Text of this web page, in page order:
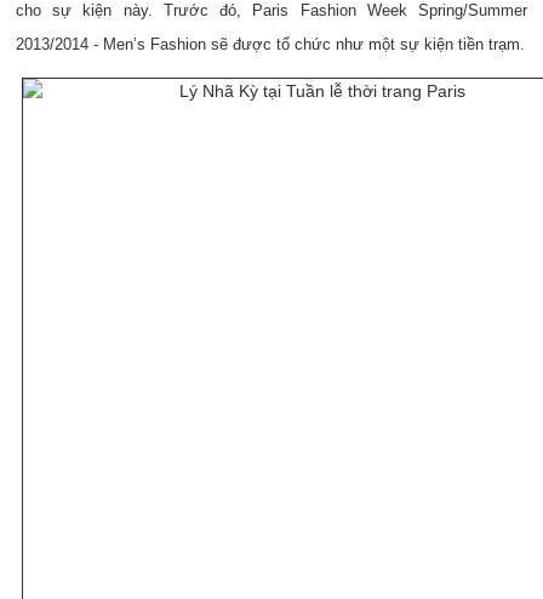
cho sự kiện này. Trước đó, Paris Fashion Week Spring/Summer
2013/2014 - Men’s Fashion sẽ được tổ chức như một sự kiện tiền trạm.